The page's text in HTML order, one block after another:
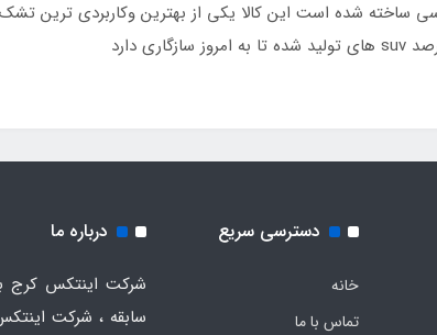
شده است این کالا یکی از بهترین وکاربردی ترین
دسترسی سریع
خانه
تماس با ما
درباره ما
شرکت اینتکس کرج
سابقه ، شرکت